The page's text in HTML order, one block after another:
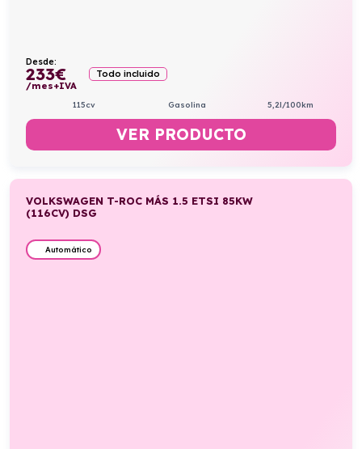
Desde:
233€
/mes+IVA
Todo incluido
115cv Gasolina 5,2l/100km
VER PRODUCTO
VOLKSWAGEN T-ROC MÁS 1.5 ETSI 85KW
(116CV) DSG
Automático